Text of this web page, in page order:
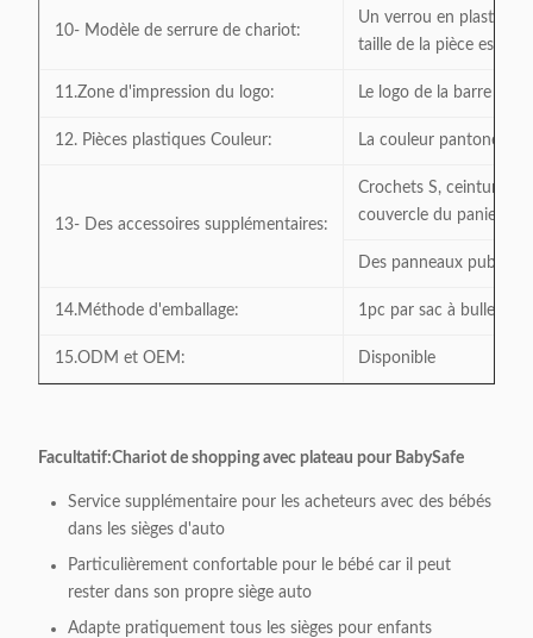
10- Modèle de serrure de chariot:
Un verrou en plastique
taille de la pièce est
11.Zone d'impression du logo: Le logo de la barre de
12. Pièces plastiques Couleur: La couleur pantone est
13- Des accessoires supplémentaires:
Crochets S, ceinture
couvercle du panier
Des panneaux
14.Méthode d'emballage: 1pc par sac à bulles
15.ODM et OEM: Disponible
Facultatif:Chariot de shopping avec plateau pour BabySafe
Service supplémentaire pour les acheteurs avec des bébés
dans les sièges d'auto
Particulièrement confortable pour le bébé car il peut
rester dans son propre siège auto
Adapte pratiquement tous les sièges pour enfants